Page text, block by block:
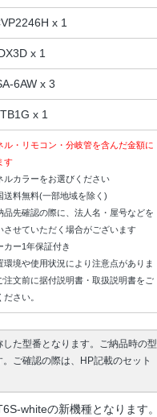
x 1
x 1
6AW x 3
x 1
・リモコン・分岐管を含んだ金額に
す
カラーをお選びください
料無料(一部地域を除く)
先確認の際に、法人名・屋号などを
させていただく場合がございます
ー1年保証付き
境や使用状況により注意点がありま
注文前に据付説明書・取扱説明書をご
ださい。
た型番となります。ご納品時の型
ご確認の際は、HP記載のセット
whiteの新機種となります。